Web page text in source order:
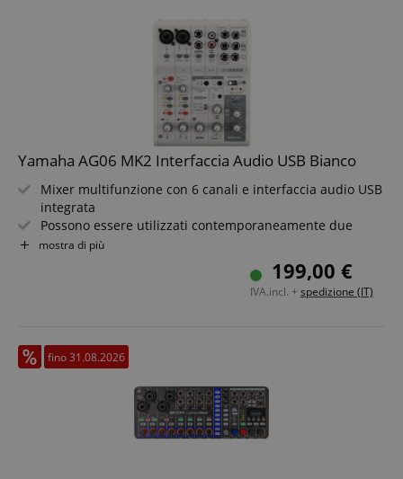
Yamaha AG06 MK2 Interfaccia Audio USB Bianco
Mixer multifunzione con 6 canali e interfaccia audio USB
integrata
Possono essere utilizzati contemporaneamente due
microfoni a condensatore
Ingressi flessibili e funzione loopback, ideale per live
Tasto mute per uno streaming live ancora più comodo
Android supportato tramite ingressi/uscite mini a 4 poli
(TRRS)
Include Cubase AI, WaveLab Cast, Cubasis LE e
mostra di più
199,00 €
IVA.incl. + spedizione (IT)
fino 31.08.2026